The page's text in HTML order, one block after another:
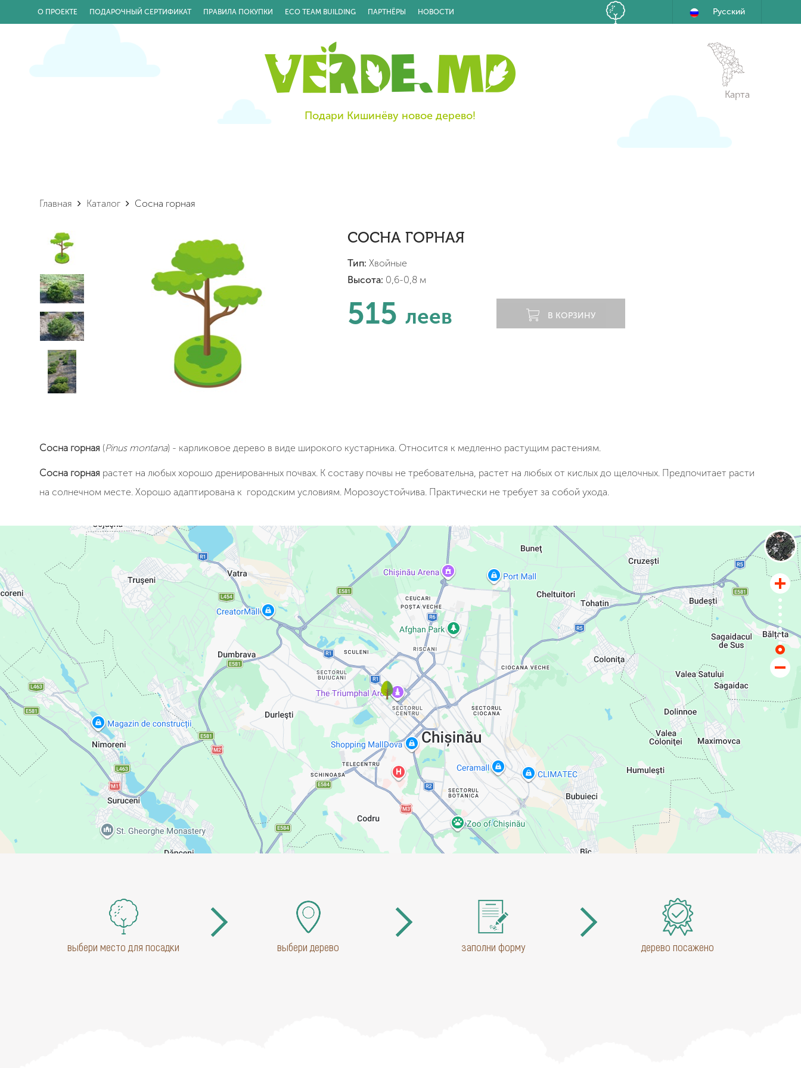
О ПРОЕКТЕ ПОДАРОЧНЫЙ СЕРТИФИКАТ ПРАВИЛА ПОКУПКИ ECO TEAM BUILDING ПАРТНЁРЫ НОВОСТИ Русский
Подари Кишинёву новое дерево!
Карта
Главная Каталог Сосна горная
СОСНА ГОРНАЯ
Тип: Хвойные
Высота: 0,6-0,8 м
515 леев В КОРЗИНУ
Сосна горная (Pinus montana) - карликовое дерево в виде широкого кустарника. Относится к медленно растущим растениям.
Сосна горная растет на любых хорошо дренированных почвах. К составу почвы не требовательна, растет на любых от кислых до щелочных. Предпочитает расти
на солнечном месте. Хорошо адаптирована к городским условиям. Морозоустойчива. Практически не требует за собой ухода.
выбери место для посадки выбери дерево заполни форму дерево посажено